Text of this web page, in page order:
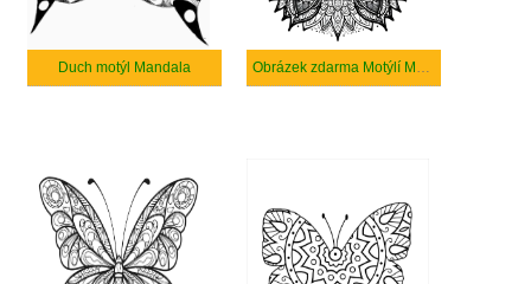
Duch motýl Mandala Obrázek zdarma Motýlí Mandala